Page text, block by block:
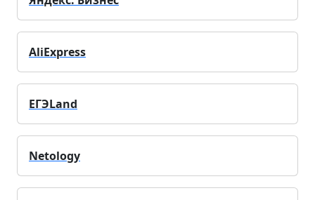
AliExpress
ЕГЭLand
Netology